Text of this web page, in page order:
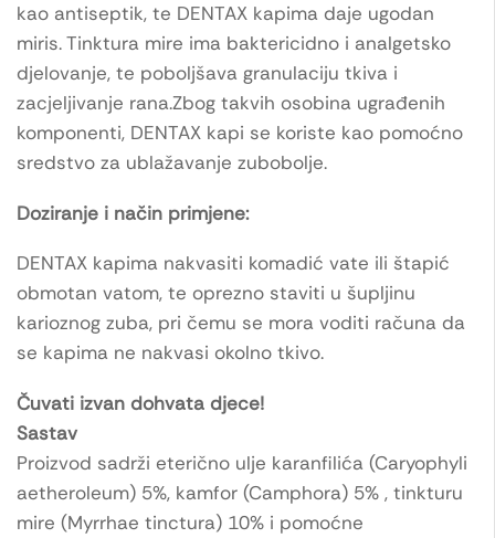
kao antiseptik, te DENTAX kapima daje ugodan
miris. Tinktura mire ima baktericidno i analgetsko
djelovanje, te poboljšava granulaciju tkiva i
zacjeljivanje rana.Zbog takvih osobina ugrađenih
komponenti, DENTAX kapi se koriste kao pomoćno
sredstvo za ublažavanje zubobolje.
Doziranje i način primjene:
DENTAX kapima nakvasiti komadić vate ili štapić
obmotan vatom, te oprezno staviti u šupljinu
karioznog zuba, pri čemu se mora voditi računa da
se kapima ne nakvasi okolno tkivo.
Čuvati izvan dohvata djece!
Sastav
Proizvod sadrži eterično ulje karanfilića (Caryophyli
aetheroleum) 5%, kamfor (Camphora) 5% , tinkturu
mire (Myrrhae tinctura) 10% i pomoćne